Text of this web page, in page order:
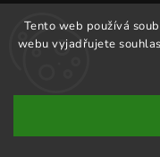
Tento web používá
webu vyjadřujete